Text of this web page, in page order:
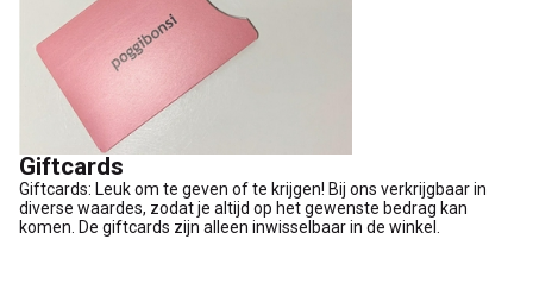
Giftcards
Giftcards: Leuk om te geven of te krijgen! Bij ons verkrijgbaar in
diverse waardes, zodat je altijd op het gewenste bedrag kan
komen. De giftcards zijn alleen inwisselbaar in de winkel.